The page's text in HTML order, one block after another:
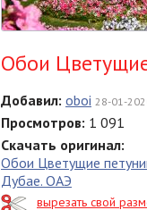
Обои
Добавил: oboi 28-01-
Просмотров: 1 091
Скачать оригинал:
Обои Цветущие
Дубае. ОАЭ
вырезать свой